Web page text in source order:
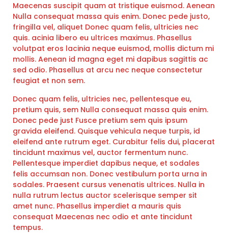
Maecenas suscipit quam at tristique euismod. Aenean
Nulla consequat massa quis enim. Donec pede justo,
fringilla vel, aliquet Donec quam felis, ultricies nec
quis. acinia libero eu ultrices maximus. Phasellus
volutpat eros lacinia neque euismod, mollis dictum mi
mollis. Aenean id magna eget mi dapibus sagittis ac
sed odio. Phasellus at arcu nec neque consectetur
feugiat et non sem.
Donec quam felis, ultricies nec, pellentesque eu,
pretium quis, sem Nulla consequat massa quis enim.
Donec pede just Fusce pretium sem quis ipsum
gravida eleifend. Quisque vehicula neque turpis, id
eleifend ante rutrum eget. Curabitur felis dui, placerat
tincidunt maximus vel, auctor fermentum nunc.
Pellentesque imperdiet dapibus neque, et sodales
felis accumsan non. Donec vestibulum porta urna in
sodales. Praesent cursus venenatis ultrices. Nulla in
nulla rutrum lectus auctor scelerisque semper sit
amet nunc. Phasellus imperdiet a mauris quis
consequat Maecenas nec odio et ante tincidunt
tempus.